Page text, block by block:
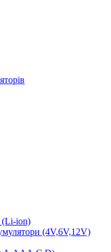
(Li-ion)
(4V,6V,12V)